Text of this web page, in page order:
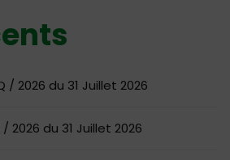
/ 2026 du 31 Juillet 2026
/ 2026 du 31 Juillet 2026